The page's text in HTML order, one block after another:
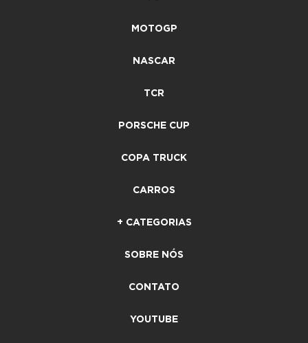
MOTOGP
NASCAR
TCR
PORSCHE CUP
COPA TRUCK
CARROS
+ CATEGORIAS
SOBRE NÓS
CONTATO
YOUTUBE